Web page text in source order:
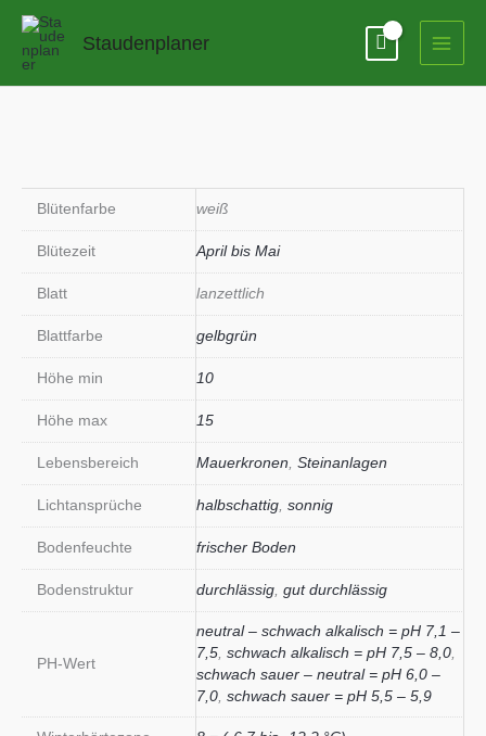
Zum
springen
Staudenplaner
Blütenfarbe weiß
Blütezeit April bis Mai
Blatt lanzettlich
Blattfarbe gelbgrün
Höhe min 10
Höhe max 15
Lebensbereich Mauerkronen Steinanlagen
Lichtansprüche halbschattig sonnig
Bodenfeuchte frischer Boden
Bodenstruktur durchlässig gut durchlässig
PH-Wert
neutral – schwach alkalisch = pH 7,1 –
7,5 schwach alkalisch = pH 7,5 – 8,0
schwach sauer – neutral = pH 6,0 –
7,0 schwach sauer = pH 5,5 – 5,9